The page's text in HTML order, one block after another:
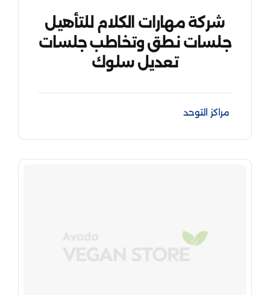
شركة مهارات الكلام للتأهيل
جلسات نطق وتخاطب جلسات
تعديل سلوك
مراكز التوحد